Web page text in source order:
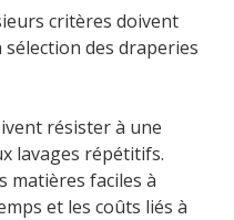
critères doivent
des draperies
résister à une
lavages répétitifs.
matières faciles à
et les coûts liés à